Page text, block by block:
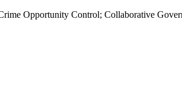
Opportunity Control; Collaborative